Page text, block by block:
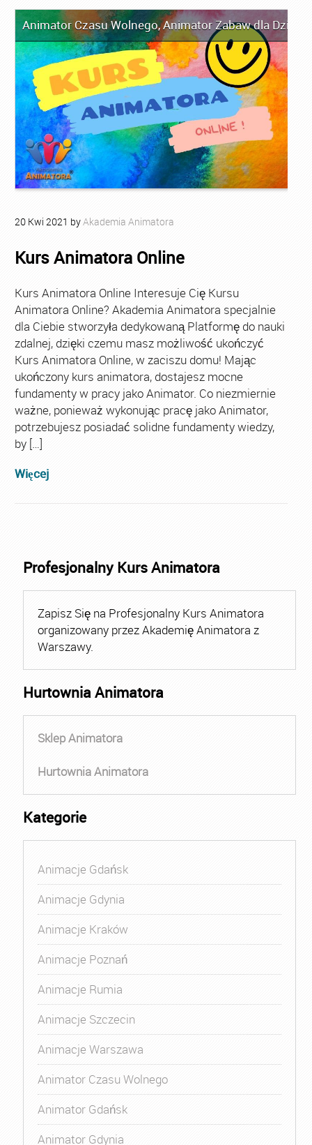
Animator Czasu Wolnego,Animator Zabaw dla Dzieci
20 Kwi 2021 byAkademia Animatora
Kurs Animatora Online
Kurs Animatora Online Interesuje Cię Kursu
Animatora Online? Akademia Animatora specjalnie
dla Ciebie stworzyła dedykowaną Platformę do nauki
zdalnej, dzięki czemu masz możliwość ukończyć
Kurs Animatora Online, w zaciszu domu! Mając
ukończony kurs animatora, dostajesz mocne
fundamenty w pracy jako Animator. Co niezmiernie
ważne, ponieważ wykonując pracę jako Animator,
potrzebujesz posiadać solidne fundamenty wiedzy,
by […]
Więcej
Profesjonalny Kurs Animatora
Zapisz Się na Profesjonalny Kurs Animatora
organizowany przez Akademię Animatora z
Warszawy.
Hurtownia Animatora
Sklep Animatora
Hurtownia Animatora
Kategorie
Animacje Gdańsk
Animacje Gdynia
Animacje Kraków
Animacje Poznań
Animacje Rumia
Animacje Szczecin
Animacje Warszawa
Animator Czasu Wolnego
Animator Gdańsk
Animator Gdynia